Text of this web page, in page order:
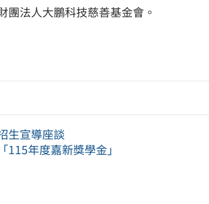
團法人大鵬科技慈善基金會。
生宣導座談
年度嘉新獎學金」